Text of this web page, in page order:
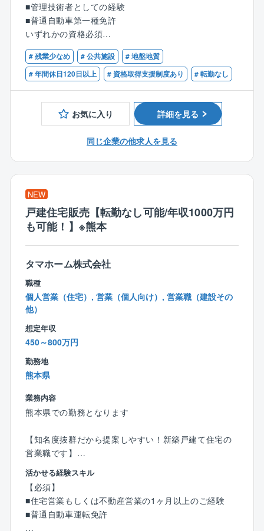
具体的には以下の業務をお任せします。
■地質調査業務全体のマネジメント
■現場での地質調査作業の管理（自社班あり）
■土質試験結果をもとにした柱状図の作成
■関係機関との協議資料の作成、報告書の作成
■発注者（自治体）との打ち合わせ、調整
このポジションの特徴
■管理技術者として案件全体を担うポジション
■測量から設計まで一貫して関われる
■熊本拠点の立ち上げフェーズに関われる
会社の特徴
■創業約50年、天草地域を中心に地質調査、測量、設計
を一貫して手がけてきました。
少人数ながらも内製で完結する体制を強みとし、地域
インフラを支えてきた実績があります。
■管理技術者としての経験
■普通自動車第一種免許
いずれかの資格必須
■技術士（建設部門 土質及び基礎、応用理学部門 地
質）
■RCCM（土質及び基礎）
# 残業少なめ # 公共施設
# 地盤地質
# 年間休日120日以上
# 資格取得支援制度あり # 転勤なし
お気に入り 詳細を見る
同じ企業の他求人を見る
NEW
戸建住宅販売【転勤なし可能/年収1000万円
も可能！】※熊本
タマホーム株式会社
職種
個人営業（住宅）, 営業（個人向け）, 営業職（建設その
他）
想定年収
450～800万円
勤務地
熊本県
業務内容
熊本県での勤務となります
【知名度抜群だから提案しやすい！新築戸建て住宅の
営業職です】
モデルハウスに来場されたお客様へ、同社の住宅をご
提案していただきます。
【具体的には】
●住宅に関するご希望のヒアリング、プラン作成
活かせる経験スキル
【必須】
■住宅営業もしくは不動産営業の1ヶ月以上のご経験
■普通自動車運転免許